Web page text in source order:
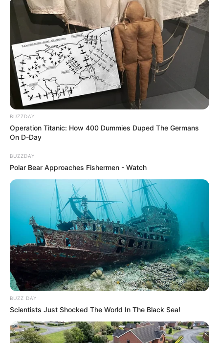
Avqustda pulu tükənməyəcək bürclər
09:01 / 06 Avqust 2026
DİQQƏT! Bu ərazilərdəişıq olmayacaq
68
08:58 / 06 Avqust 2026
BUZZDAY
Operation Titanic: How 400 Dummies Duped The Germans
On D-Day
BUZZDAY
Polar Bear Approaches Fishermen - Watch
BUZZ DAY
Scientists Just Shocked The World In The Black Sea!